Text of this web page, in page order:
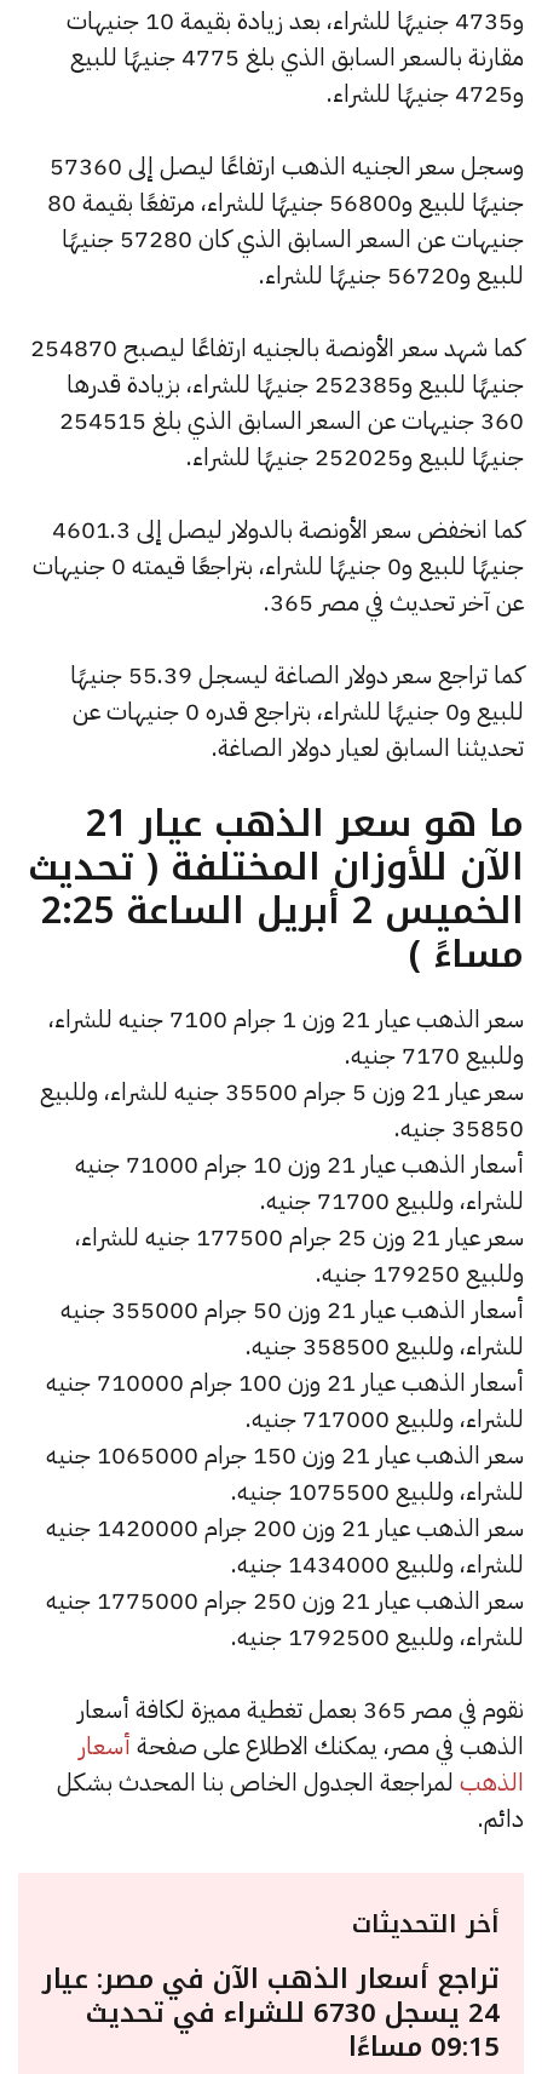
و4735 جنيهًا للشراء، بعد زيادة بقيمة 10 جنيهات
مقارنة بالسعر السابق الذي بلغ 4775 جنيهًا للبيع
و4725 جنيهًا للشراء.
وسجل سعر الجنيه الذهب ارتفاعًا ليصل إلى 57360
جنيهًا للبيع و56800 جنيهًا للشراء، مرتفعًا بقيمة 80
جنيهات عن السعر السابق الذي كان 57280 جنيهًا
للبيع و56720 جنيهًا للشراء.
كما شهد سعر الأونصة بالجنيه ارتفاعًا ليصبح 254870
جنيهًا للبيع و252385 جنيهًا للشراء، بزيادة قدرها
360 جنيهات عن السعر السابق الذي بلغ 254515
جنيهًا للبيع و252025 جنيهًا للشراء.
كما انخفض سعر الأونصة بالدولار ليصل إلى 4601.3
جنيهًا للبيع و0 جنيهًا للشراء، بتراجعًا قيمته 0 جنيهات
عن آخر تحديث في مصر 365.
كما تراجع سعر دولار الصاغة ليسجل 55.39 جنيهًا
للبيع و0 جنيهًا للشراء، بتراجع قدره 0 جنيهات عن
تحديثنا السابق لعيار دولار الصاغة.
ما هو سعر الذهب عيار 21
الآن للأوزان المختلفة ( تحديث
الخميس 2 أبريل الساعة 2:25
مساءً )
سعر الذهب عيار 21 وزن 1 جرام 7100 جنيه للشراء،
وللبيع 7170 جنيه.
سعر عيار 21 وزن 5 جرام 35500 جنيه للشراء، وللبيع
35850 جنيه.
أسعار الذهب عيار 21 وزن 10 جرام 71000 جنيه
للشراء، وللبيع 71700 جنيه.
سعر عيار 21 وزن 25 جرام 177500 جنيه للشراء،
وللبيع 179250 جنيه.
أسعار الذهب عيار 21 وزن 50 جرام 355000 جنيه
للشراء، وللبيع 358500 جنيه.
أسعار الذهب عيار 21 وزن 100 جرام 710000 جنيه
للشراء، وللبيع 717000 جنيه.
سعر الذهب عيار 21 وزن 150 جرام 1065000 جنيه
للشراء، وللبيع 1075500 جنيه.
سعر الذهب عيار 21 وزن 200 جرام 1420000 جنيه
للشراء، وللبيع 1434000 جنيه.
سعر الذهب عيار 21 وزن 250 جرام 1775000 جنيه
للشراء، وللبيع 1792500 جنيه.
نقوم في مصر 365 بعمل تغطية مميزة لكافة أسعار
الذهب في مصر، يمكنك الاطلاع على صفحة أسعار
الذهب لمراجعة الجدول الخاص بنا المحدث بشكل
دائم.
أخر التحديثات
تراجع أسعار الذهب الآن في مصر: عيار
24 يسجل 6730 للشراء في تحديث
09:15 مساءًا